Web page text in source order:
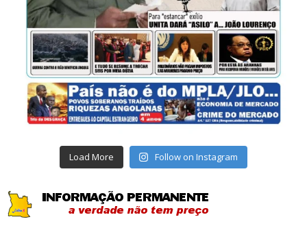
Load More Follow on Instagram